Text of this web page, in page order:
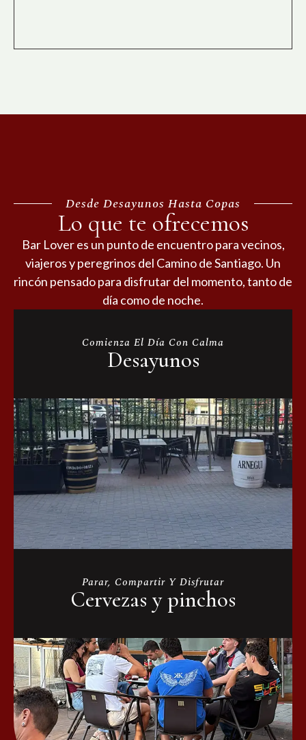
Desde Desayunos Hasta Copas
Lo que te ofrecemos
Bar Lover es un punto de encuentro para vecinos,
viajeros y peregrinos del Camino de Santiago. Un
rincón pensado para disfrutar del momento, tanto de
día como de noche.
Comienza El Día Con Calma
Desayunos
Parar, Compartir Y Disfrutar
Cervezas y pinchos